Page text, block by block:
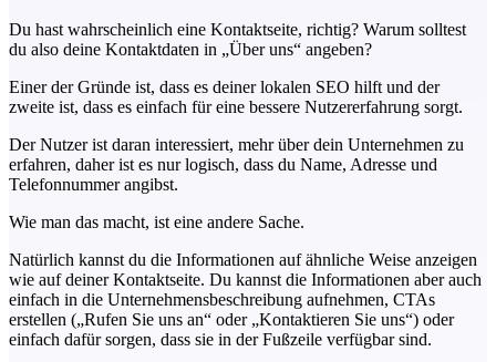
Du hast wahrscheinlich eine Kontaktseite, richtig? Warum solltest
du also deine Kontaktdaten in „Über uns“ angeben?
Einer der Gründe ist, dass es deiner lokalen SEO hilft und der
zweite ist, dass es einfach für eine bessere Nutzererfahrung sorgt.
Der Nutzer ist daran interessiert, mehr über dein Unternehmen zu
erfahren, daher ist es nur logisch, dass du Name, Adresse und
Telefonnummer angibst.
Wie man das macht, ist eine andere Sache.
Natürlich kannst du die Informationen auf ähnliche Weise anzeigen
wie auf deiner Kontaktseite. Du kannst die Informationen aber auch
einfach in die Unternehmensbeschreibung aufnehmen, CTAs
erstellen („Rufen Sie uns an“ oder „Kontaktieren Sie uns“) oder
einfach dafür sorgen, dass sie in der Fußzeile verfügbar sind.